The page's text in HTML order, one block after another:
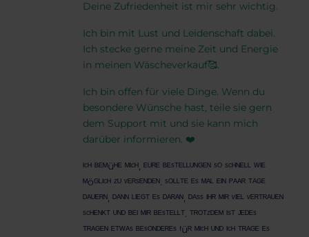
Deine Zufriedenheit ist mir sehr wichtig.
Ich bin mit Lust und Leidenschaft dabei.
Ich stecke gerne meine Zeit und Energie
in meinen Wäscheverkauf🥰.
Ich bin offen für viele Dinge. Wenn du
besondere Wünsche hast, teile sie gern
dem Support mit und sie kann mich
darüber informieren. ❤️
ᴵᶜᴴ ᴮᴱᴹüᴴᴱ ᴹᴵᶜᴴ, ᴱᵁᴿᴱ ᴮᴱˢᵀᴱᴸᴸᵁᴺᴳᴱᴺ ˢᴼ ˢᶜᴴᴺᴱᴸᴸ ᵂᴵᴱ
ᴹöᴳᴸᴵᶜᴴ ᶻᵁ ᵛᴱᴿˢᴱᴺᴰᴱᴺ. ˢᴼᴸᴸᵀᴱ ᴱˢ ᴹᴬᴸ ᴱᴵᴺ ᴾᴬᴬᴿ ᵀᴬᴳᴱ
ᴰᴬᵁᴱᴿᴺ, ᴰᴬᴺᴺ ᴸᴵᴱᴳᵀ ᴱˢ ᴰᴬᴿᴬᴺ, ᴰᴬˢˢ ᴵᴴᴿ ᴹᴵᴿ ᵛᴵᴱᴸ ᵛᴱᴿᵀᴿᴬᵁᴱᴺ
ˢᶜᴴᴱᴺᴷᵀ ᵁᴺᴰ ᴮᴱᴵ ᴹᴵᴿ ᴮᴱˢᵀᴱᴸᴸᵀ. ᵀᴿᴼᵀᶻᴰᴱᴹ ᴵˢᵀ ᴶᴱᴰᴱˢ
ᵀᴿᴬᴳᴱᴺ ᴱᵀᵂᴬˢ ᴮᴱˢᴼᴺᴰᴱᴿᴱˢ ᶠüᴿ ᴹᴵᶜᴴ ᵁᴺᴰ ᴵᶜᴴ ᵀᴿᴬᴳᴱ ᴱˢ